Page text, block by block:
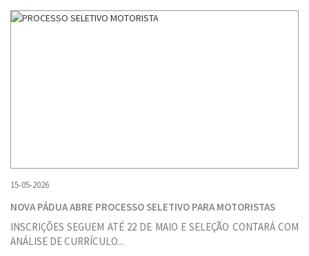
15-05-2026
NOVA PÁDUA ABRE PROCESSO SELETIVO PARA MOTORISTAS
INSCRIÇÕES SEGUEM ATÉ 22 DE MAIO E SELEÇÃO CONTARÁ COM
ANÁLISE DE CURRÍCULO...